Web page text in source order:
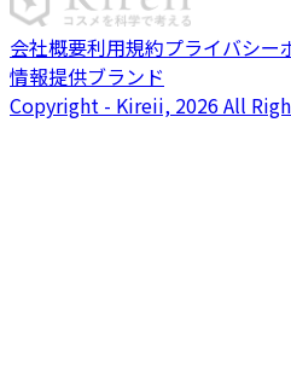
会社概要利用規約プライバシー
情報提供ブランド
Copyright - Kireii, 2026 All